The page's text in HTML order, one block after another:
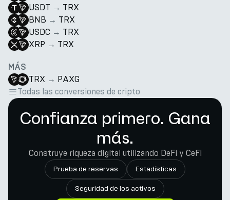
USDT → TRX
BNB → TRX
USDC → TRX
XRP → TRX
MÁS
TRX → PAXG
Todas las conversiones de cripto
Confianza primero. Gana
más.
Construye riqueza digital utilizando DeFi y CeFi
Prueba de reservas Estadísticas
Seguridad de los activos